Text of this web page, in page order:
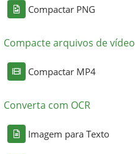
Compactar PNG
Compacte arquivos de vídeo
Compactar MP4
Converta com OCR
Imagem para Texto